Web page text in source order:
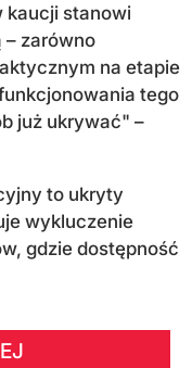
kaucji stanowi
zarówno
na etapie
tego
już ukrywać" –
to ukryty
wykluczenie
gdzie dostępność